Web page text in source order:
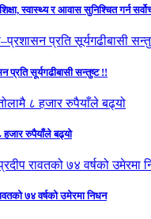
स्वास्थ्य र आवास सुनिश्चित गर्न
प्रति सूर्यगढीबासी सन्तुष्ट !!
रुपैयाँले बढ्यो
७४ वर्षको उमेरमा निधन